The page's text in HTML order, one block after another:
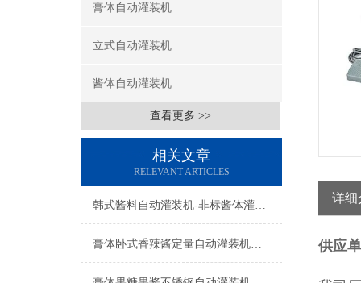
膏体自动灌装机
立式自动灌装机
酱体自动灌装机
查看更多 >>
相关文章
RELEVANT ARTICLES
韩式酱料自动灌装机-非标酱体灌装设备工厂生产
膏体卧式香辣酱定量自动灌装机设备
详细
供应